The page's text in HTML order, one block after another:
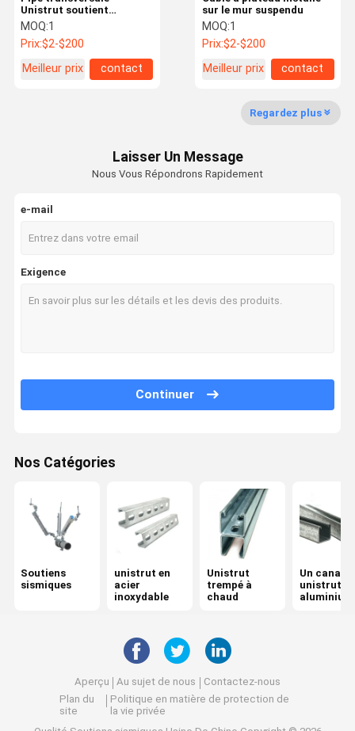
Contrôle De
Nouvelles
Soutiens sismiques
unistrut en acier inoxydable
Unistrut trempé à chaud
système de soutènement sismique
accessoires sismiques
Support de picovolte
sur le mur suspendu
MOQ:1
Prix:$2-$200
Meilleur prix
contact
Unistrut soutient
sismique brasage 316
acier inoxydable
personnalisé
MOQ:1
Prix:$2-$200
Meilleur prix
contact
Regardez plus
Laisser Un Message
Nous Vous Répondrons Rapidement
e-mail
Exigence
Continuer
Nos Catégories
Soutiens
sismiques
unistrut en
acier
inoxydable
Unistrut
trempé à
chaud
Un canal à
unistrut en
aluminium
Aperçu Au sujet de nous
Contactez-nous
Plan du
site
Politique en matière de protection de
la vie privée